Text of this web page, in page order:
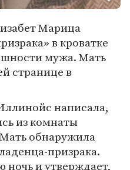
Марица
в кроватке
мужа. Мать
странице в
написала,
из комнаты
обнаружила
призрака.
ночь и утверждает,